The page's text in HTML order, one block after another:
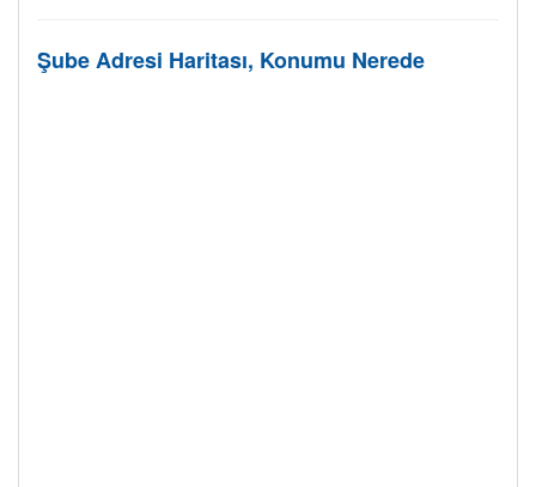
Şube Adresi Haritası, Konumu Nerede